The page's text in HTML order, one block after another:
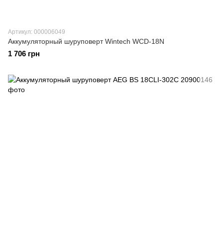
Артикул: 000006049
Аккумуляторный шуруповерт Wintech WCD-18N
1 706 грн